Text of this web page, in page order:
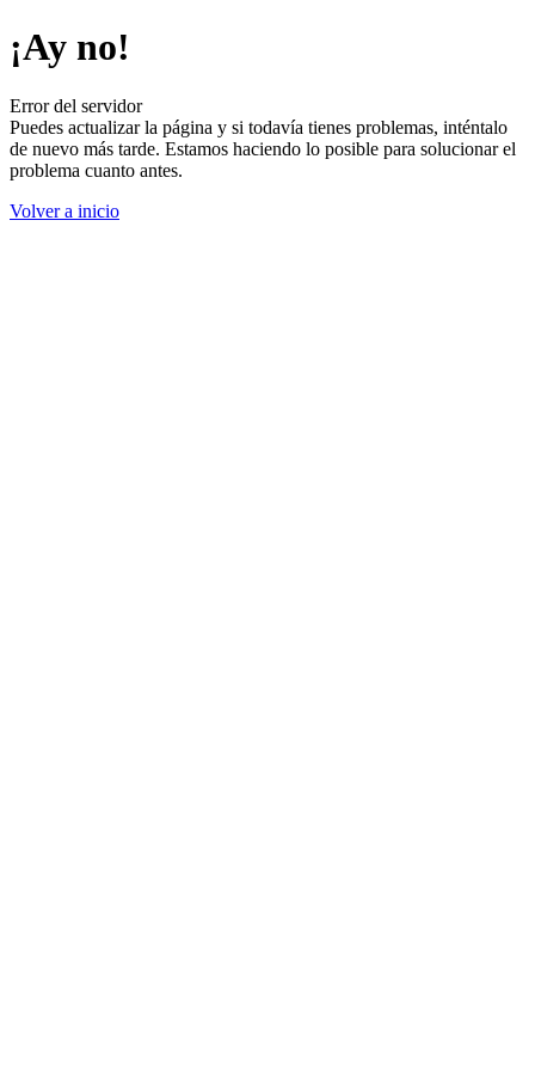
¡Ay no!
Error del servidor
Puedes actualizar la página y si todavía tienes problemas, inténtalo
de nuevo más tarde. Estamos haciendo lo posible para solucionar el
problema cuanto antes.
Volver a inicio